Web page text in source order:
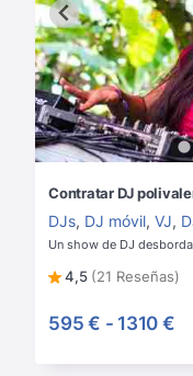
Contratar DJ
DJs, DJ móvil, VJ,
Un show de DJ
4,5 (21 Reseñas)
595 € - 1310 €